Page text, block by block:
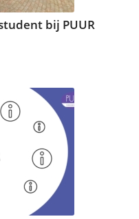
bij PUUR